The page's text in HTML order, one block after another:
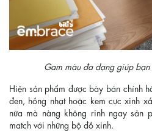
Gam màu đa dạng giúp
Hiện sản phẩm được bày bán chính
đen, hồng nhạt hoặc kem cực xinh
nữa mà nàng không rinh ngay sản
match với những bộ đồ xinh.